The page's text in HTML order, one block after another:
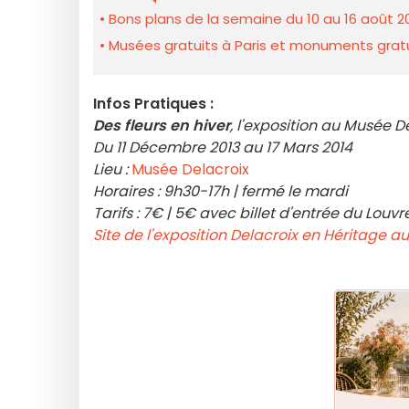
Bons plans de la semaine du 10 au 16 août
Musées gratuits à Paris et monuments
Infos Pratiques :
Des fleurs en hiver, l'exposition au Musée
Du 11 Décembre 2013 au 17 Mars 2014
Lieu :Musée Delacroix
Horaires : 9h30-17h | fermé le mardi
Tarifs : 7€ | 5€ avec billet d'entrée du
Site de l'exposition Delacroix en Héritage